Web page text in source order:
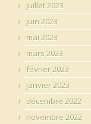
juillet 2023
juin 2023
mai 2023
mars 2023
février 2023
janvier 2023
décembre 2022
novembre 2022